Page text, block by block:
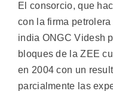
El consorcio, que
con la firma
india ONGC Videsh
bloques de la ZEE
en 2004 con un
parcialmente las